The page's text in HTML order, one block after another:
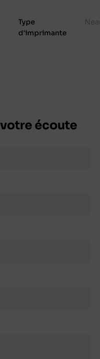
Type
d'imprimante
écoute